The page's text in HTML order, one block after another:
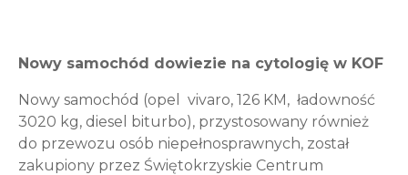
Nowy samochód dowiezie na cytologię w KOF
Nowy samochód (opel vivaro, 126 KM, ładowność
3020 kg, diesel biturbo), przystosowany również
do przewozu osób niepełnosprawnych, został
zakupiony przez Świętokrzyskie Centrum